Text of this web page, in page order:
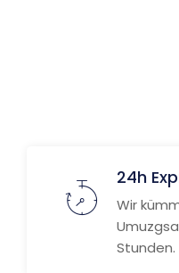
24h
Wir
Stunden.